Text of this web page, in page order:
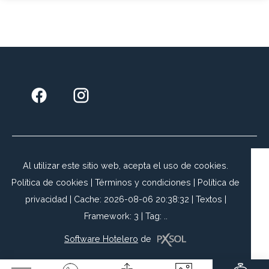
3 cuotas sin interés con tarjetas Visa y Mastercard
Al utilizar este sitio web, acepta el uso de cookies.
Política de cookies | Términos y condiciones | Política de
privacidad | Cache: 2026-08-06 20:38:32 | Textos |
Framework: 3 | Tag:
Software Hotelero de